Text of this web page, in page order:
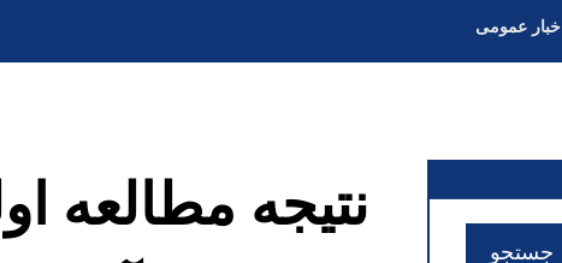
اخبار عمومی
نتیجه مطالعه